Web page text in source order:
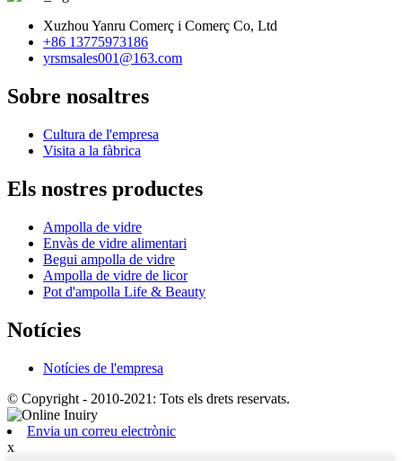
Xuzhou Yanru Comerç i Comerç Co, Ltd
+86 13775973186
yrsmsales001@163.com
Sobre nosaltres
Cultura de l'empresa
Visita a la fàbrica
Els nostres productes
Ampolla de vidre
Envàs de vidre alimentari
Begui ampolla de vidre
Ampolla de vidre de licor
Pot d'ampolla Life & Beauty
Notícies
Notícies de l'empresa
© Copyright - 2010-2021: Tots els drets reservats.
Envia un correu electrònic
x